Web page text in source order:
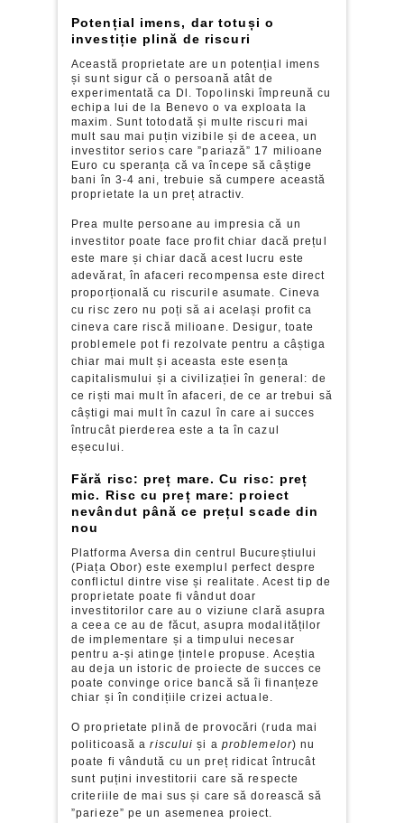
Potențial imens, dar totuși o
investiție plină de riscuri
Această proprietate are un potențial imens
și sunt sigur că o persoană atât de
experimentată ca Dl. Topolinski împreună cu
echipa lui de la Benevo o va exploata la
maxim. Sunt totodată și multe riscuri mai
mult sau mai puțin vizibile și de aceea, un
investitor serios care ”pariază” 17 milioane
Euro cu speranța că va începe să câștige
bani în 3-4 ani, trebuie să cumpere această
proprietate la un preț atractiv.
Prea multe persoane au impresia că un
investitor poate face profit chiar dacă prețul
este mare și chiar dacă acest lucru este
adevărat, în afaceri recompensa este direct
proporțională cu riscurile asumate. Cineva
cu risc zero nu poți să ai același profit ca
cineva care riscă milioane. Desigur, toate
problemele pot fi rezolvate pentru a câștiga
chiar mai mult și aceasta este esența
capitalismului și a civilizației în general: de
ce riști mai mult în afaceri, de ce ar trebui să
câștigi mai mult în cazul în care ai succes
întrucât pierderea este a ta în cazul
eșecului.
Fără risc: preț mare. Cu risc: preț
mic. Risc cu preț mare: proiect
nevândut până ce prețul scade din
nou
Platforma Aversa din centrul Bucureștiului
(Piața Obor) este exemplul perfect despre
conflictul dintre vise și realitate. Acest tip de
proprietate poate fi vândut doar
investitorilor care au o viziune clară asupra
a ceea ce au de făcut, asupra modalităților
de implementare și a timpului necesar
pentru a-și atinge țintele propuse. Aceștia
au deja un istoric de proiecte de succes ce
poate convinge orice bancă să îi finanțeze
chiar și în condițiile crizei actuale.
O proprietate plină de provocări (ruda mai
politicoasă ariscului și a problemelor) nu
poate fi vândută cu un preț ridicat întrucât
sunt puțini investitorii care să respecte
criteriile de mai sus și care să dorească să
”parieze” pe un asemenea proiect.